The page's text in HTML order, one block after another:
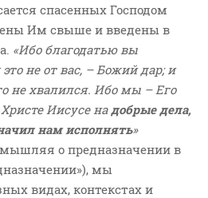
спасенных Господом
Им свыше и введены в
«Ибо благодатью вы
не от вас, – Божий дар; и
не хвалился. Ибо мы – Его
Иисусе надобрые дела,
нам исполнять»
о предназначении в
мы
видах, контекстах и